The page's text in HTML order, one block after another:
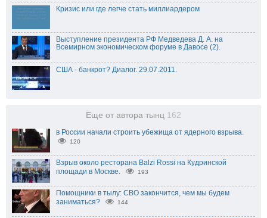
Кризис или где легче стать миллиардером
Выступление президента РФ Медведева Д. А. на
Всемирном экономическом форуме в Давосе (2).
США - банкрот? Диалог. 29.07.2011.
Еще от автора тынц 162
в России начали строить убежища от ядерного взрыва.
120
Взрыв около ресторана Balzi Rossi на Кудринской
площади в Москве.
193
Помощники в тылу: СВО закончится, чем мы будем
заниматься?
144